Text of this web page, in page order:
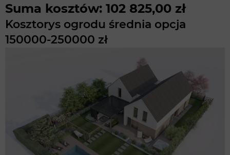
Suma kosztów: 102 825,00 zł
Kosztorys ogrodu średnia opcja
150000-250000 zł